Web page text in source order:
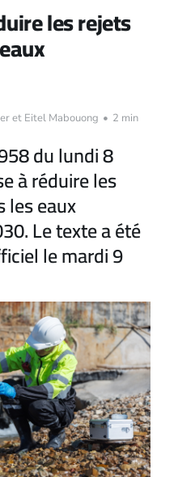
les rejets
et Eitel Mabouong • 2 min
du lundi 8
à réduire les
les eaux
Le texte a été
le mardi 9